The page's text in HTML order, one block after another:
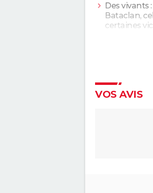
Des vivants
Bataclan,
certaines
1923 :
Mon nom
monde se
Impitoyable
VOS AVIS